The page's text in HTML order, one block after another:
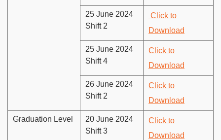
25 June 2024
Shift 2
Click to
Download
25 June 2024
Shift 4
Click to
Download
26 June 2024
Shift 2
Click to
Download
Graduation Level
20 June 2024
Shift 3
Click to
Download